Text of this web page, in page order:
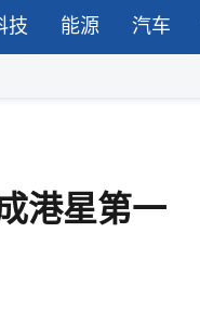
技 能源 汽车
港星第一